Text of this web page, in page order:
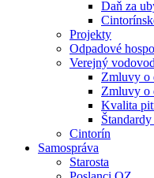
Daň za
Projekty
Odpadové
Verejný vodovod
Zmluvy o
Zmluvy o
Kvalita
Cintorín
Samospráva
Starosta